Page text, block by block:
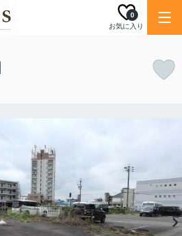
お気に入り
0